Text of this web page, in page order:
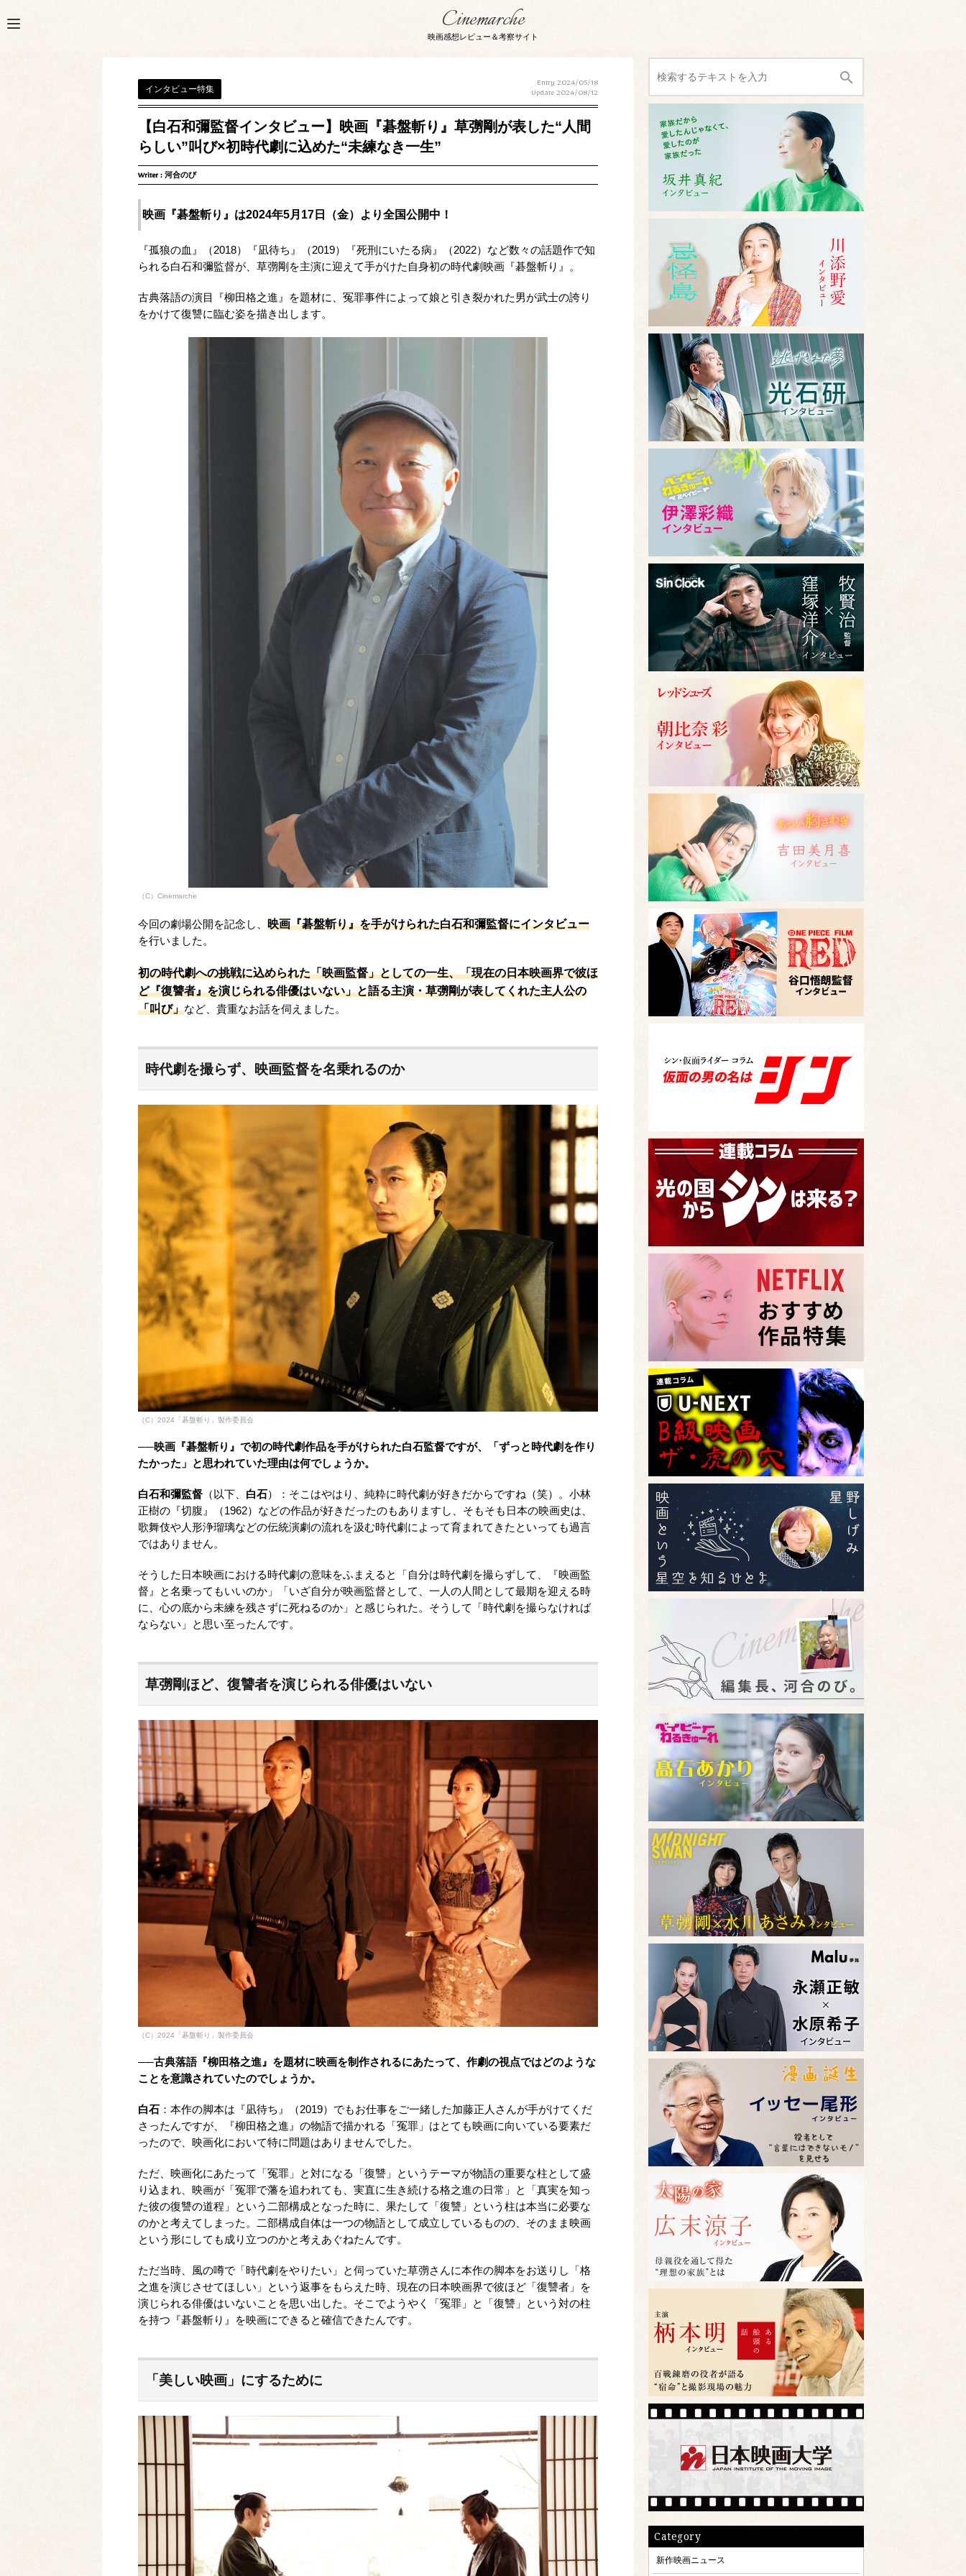
Cinemarche
映画感想レビュー＆考察サイト
インタビュー特集
Entry 2024/05/18
Update 2024/08/12
【白石和彌監督インタビュー】映画『碁盤斬り』草彅剛が表した“人間
らしい”叫び×初時代劇に込めた“未練なき一生”
Writer : 河合のび
映画『碁盤斬り』は2024年5月17日（金）より全国公開中！
『孤狼の血』（2018）『凪待ち』（2019）『死刑にいたる病』（2022）など数々の話題作で知
られる白石和彌監督が、草彅剛を主演に迎えて手がけた自身初の時代劇映画『碁盤斬り』。
古典落語の演目『柳田格之進』を題材に、冤罪事件によって娘と引き裂かれた男が武士の誇り
をかけて復讐に臨む姿を描き出します。
（C）Cinemarche
今回の劇場公開を記念し、 映画『碁盤斬り』を手がけられた白石和彌監督にインタビュー
を行いました。
初の時代劇への挑戦に込められた「映画監督」としての一生、「現在の日本映画界で彼ほ
ど『復讐者』を演じられる俳優はいない」と語る主演・草彅剛が表してくれた主人公の
「叫び」など、貴重なお話を伺えました。
時代劇を撮らず、映画監督を名乗れるのか
（C）2024「碁盤斬り」製作委員会
──映画『碁盤斬り』で初の時代劇作品を手がけられた白石監督ですが、「ずっと時代劇を作り
たかった」と思われていた理由は何でしょうか。
白石和彌監督 （以下、 白石）：そこはやはり、純粋に時代劇が好きだからですね（笑）。小林
正樹の『切腹』（1962）などの作品が好きだったのもありますし、そもそも日本の映画史は、
歌舞伎や人形浄瑠璃などの伝統演劇の流れを汲む時代劇によって育まれてきたといっても過言
ではありません。
そうした日本映画における時代劇の意味をふまえると「自分は時代劇を撮らずして、『映画監
督』と名乗ってもいいのか」「いざ自分が映画監督として、一人の人間として最期を迎える時
に、心の底から未練を残さずに死ねるのか」と感じられた。そうして「時代劇を撮らなければ
ならない」と思い至ったんです。
草彅剛ほど、復讐者を演じられる俳優はいない
（C）2024「碁盤斬り」製作委員会
──古典落語『柳田格之進』を題材に映画を制作されるにあたって、作劇の視点ではどのような
ことを意識されていたのでしょうか。
白石 ：本作の脚本は『凪待ち』（2019）でもお仕事をご一緒した加藤正人さんが手がけてくだ
さったんですが、『柳田格之進』の物語で描かれる「冤罪」はとても映画に向いている要素だ
ったので、映画化において特に問題はありませんでした。
ただ、映画化にあたって「冤罪」と対になる「復讐」というテーマが物語の重要な柱として盛
り込まれ、映画が「冤罪で藩を追われても、実直に生き続ける格之進の日常」と「真実を知っ
た彼の復讐の道程」という二部構成となった時に、果たして「復讐」という柱は本当に必要な
のかと考えてしまった。二部構成自体は一つの物語として成立しているものの、そのまま映画
という形にしても成り立つのかと考えあぐねたんです。
ただ当時、風の噂で「時代劇をやりたい」と伺っていた草彅さんに本作の脚本をお送りし「格
之進を演じさせてほしい」という返事をもらえた時、現在の日本映画界で彼ほど「復讐者」を
演じられる俳優はいないことを思い出した。そこでようやく「冤罪」と「復讐」という対の柱
を持つ『碁盤斬り』を映画にできると確信できたんです。
「美しい映画」にするために
Category
新作映画ニュース